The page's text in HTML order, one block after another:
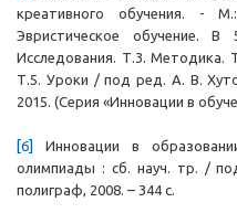
креативного обучения. -
Эвристическое обучение.
Исследования. Т.3. Методика.
Т.5. Уроки / под ред. А. В.
2015. (Серия «Инновации в
[6]
Инновации в
олимпиады : сб. науч. тр. /
полиграф, 2008. – 344 с.